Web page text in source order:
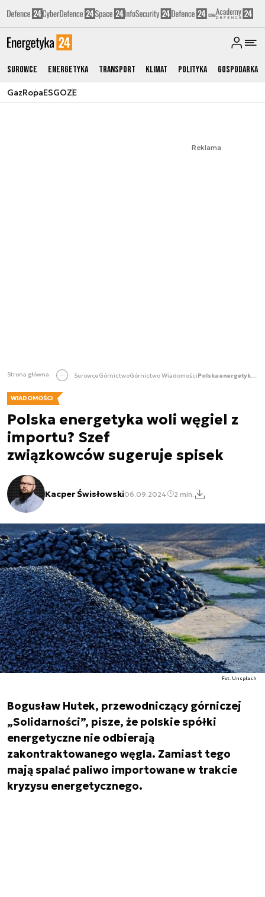
Surowce Energetyka Transport Klimat Polityka Gospodarka
GazRopaESGOZE
Reklama
Strona główna SurowceGórnictwoGórnictwo Wiadomości Polska energetyka woli węgiel z importu? Szef związkowców sugeruje spisek
WIADOMOŚCI
Polska energetyka woli węgiel z
importu? Szef
związkowców sugeruje spisek
Kacper Świsłowski06.09.2024 2 min.
Fot. Unsplash
Bogusław Hutek, przewodniczący górniczej
„Solidarności”, pisze, że polskie spółki
energetyczne nie odbierają
zakontraktowanego węgla. Zamiast tego
mają spalać paliwo importowane w trakcie
kryzysu energetycznego.